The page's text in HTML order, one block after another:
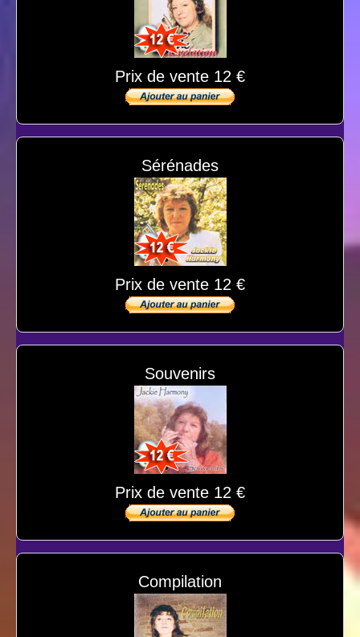
Prix de vente 12 €
Sérénades
Prix de vente 12 €
Souvenirs
Prix de vente 12 €
Compilation